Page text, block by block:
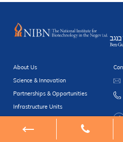
About Us
Science & Innovation
Partnerships & Opportunities
Infrastructure Units